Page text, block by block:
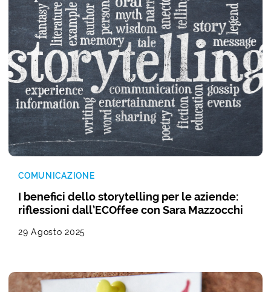
COMUNICAZIONE
I benefici dello storytelling per le aziende:
riflessioni dall’ECOffee con Sara Mazzocchi
29 Agosto 2025